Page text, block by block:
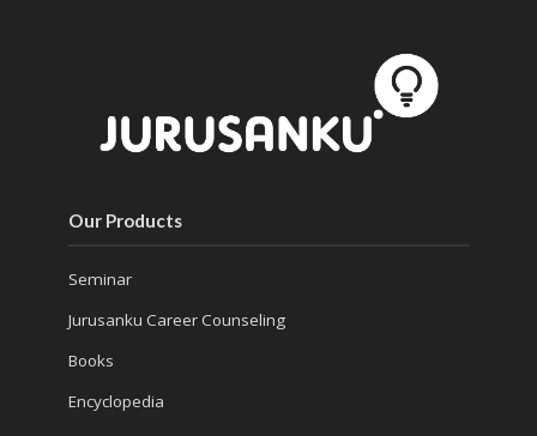
Our Products
Seminar
Jurusanku Career Counseling
Books
Encyclopedia